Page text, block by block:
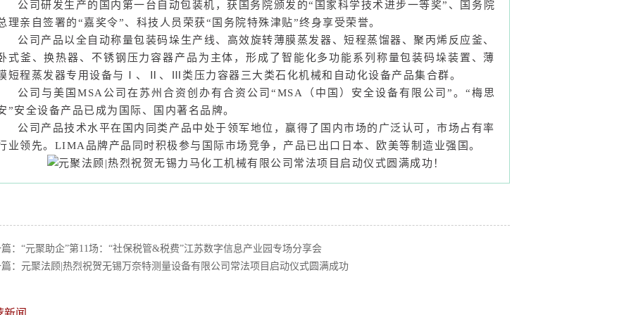
公司研发生产的国内第一台自动包装机，获国务院颁发的“国家科学技术进步一等奖”、国务院
理亲自签署的“嘉奖令”、科技人员荣获“国务院特殊津贴”终身享受荣誉。
公司产品以全自动称量包装码垛生产线、高效旋转薄膜蒸发器、短程蒸馏器、聚丙烯反应釜、
式釜、换热器、不锈钢压力容器产品为主体，形成了智能化多功能系列称量包装码垛装置、薄
短程蒸发器专用设备与Ⅰ、Ⅱ、Ⅲ类压力容器三大类石化机械和自动化设备产品集合群。
公司与美国MSA公司在苏州合资创办有合资公司“MSA（中国）安全设备有限公司”。“梅思
”安全设备产品已成为国际、国内著名品牌。
公司产品技术水平在国内同类产品中处于领军地位，赢得了国内市场的广泛认可，市场占有率
业领先。LIMA品牌产品同时积极参与国际市场竞争，产品已出口日本、欧美等制造业强国。
： “元聚助企”第11场：“社保税管&税费”江苏数字信息产业园专场分享会
： 元聚法顾|热烈祝贺无锡万奈特测量设备有限公司常法项目启动仪式圆满成功